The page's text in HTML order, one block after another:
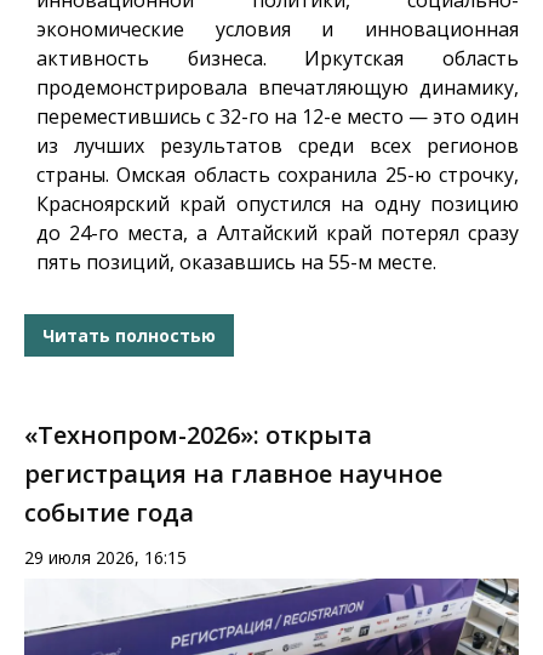
экономические условия и инновационная
активность бизнеса. Иркутская область
продемонстрировала впечатляющую динамику,
переместившись с 32-го на 12-е место — это один
из лучших результатов среди всех регионов
страны. Омская область сохранила 25-ю строчку,
Красноярский край опустился на одну позицию
до 24-го места, а Алтайский край потерял сразу
пять позиций, оказавшись на 55-м месте.
Читать полностью
«Технопром-2026»: открыта
регистрация на главное научное
событие года
29 июля 2026, 16:15